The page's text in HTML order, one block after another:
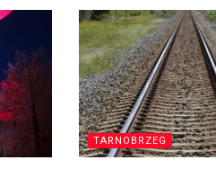
TARNOBRZEG